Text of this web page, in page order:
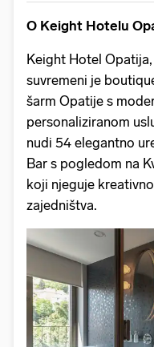
O Keight Hotelu
Keight Hotel
suvremeni je
šarm Opatije s
personaliziranom
nudi 54 elegantno
Bar s pogledom na
koji njeguje
zajedništva.